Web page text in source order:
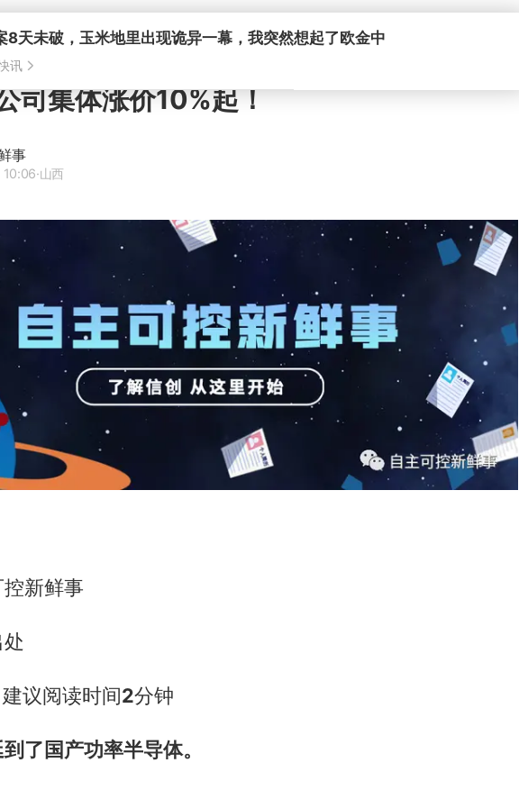
8天未破，玉米地里出现诡异一幕，我突然想起了欧金中
讯
司集体涨价10%起！
事
·山西
新鲜事
议阅读时间2分钟
了国产功率半导体。